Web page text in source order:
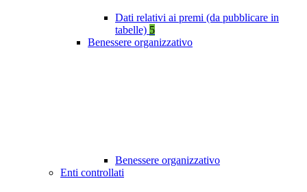
Dati relativi ai premi (da pubblicare in
tabelle) 5
Benessere organizzativo
Benessere organizzativo
Enti controllati